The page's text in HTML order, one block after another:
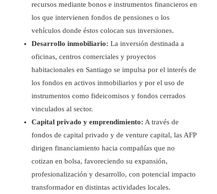
recursos mediante bonos e instrumentos financieros en
los que intervienen fondos de pensiones o los
vehículos donde éstos colocan sus inversiones.
Desarrollo inmobiliario: La inversión destinada a
oficinas, centros comerciales y proyectos
habitacionales en Santiago se impulsa por el interés de
los fondos en activos inmobiliarios y por el uso de
instrumentos como fideicomisos y fondos cerrados
vinculados al sector.
Capital privado y emprendimiento: A través de
fondos de capital privado y de venture capital, las AFP
dirigen financiamiento hacia compañías que no
cotizan en bolsa, favoreciendo su expansión,
profesionalización y desarrollo, con potencial impacto
transformador en distintas actividades locales.